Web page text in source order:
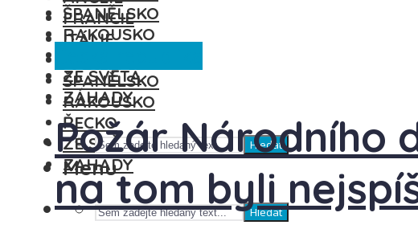
FRANCIE
ITÁLIE
ŠPANĚLSKO
RAKOUSKO
ŘECKO
ZE SVĚTA
ZÁHADY
Hledat
ŠPANĚLSKO
RAKOUSKO
ZE SVĚTA
ZÁHADY
Hledat
Menu
Požár Národního
na tom byli